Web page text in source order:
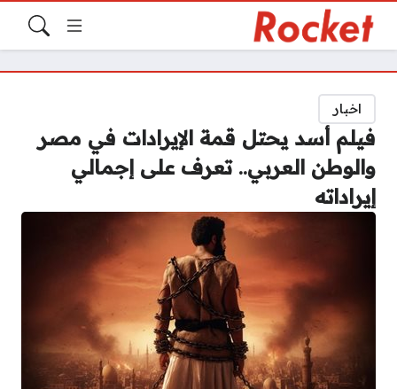
اخبار
فيلم أسد يحتل قمة الإيرادات في مصر
والوطن العربي.. تعرف على إجمالي
إيراداته